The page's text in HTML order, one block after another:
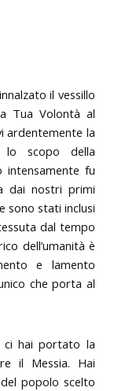
il vessillo
Tua Volontà al
ardentemente la
lo scopo della
intensamente fu
dai nostri primi
sono stati inclusi
dal tempo
dell’umanità è
e lamento
che porta al
ci hai portato la
il Messia. Hai
popolo scelto